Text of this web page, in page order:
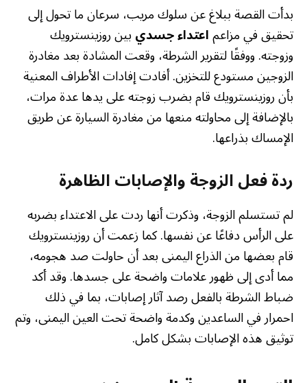
بدأت القصة ببلاغ عن سلوك مريب، سرعان ما تحول إلى
تحقيق في مزاعماعتداء جسديبين روزينسترويك
وزوجته. ووفقًا لتقرير الشرطة، وقعت المشادة بعد مغادرة
الزوجين مستودع للتخزين. أفادت إفادات الأطراف المعنية
بأن روزينسترويك قام بضرب زوجته على يدها عدة مرات،
بالإضافة إلى محاولته منعها من مغادرة السيارة عن طريق
الإمساك بذراعها.
ردة فعل الزوجة والإصابات الظاهرة
لم تستسلم الزوجة، وذكرت أنها ردت على الاعتداء بضربه
على الرأس دفاعًا عن نفسها. كما زعمت أن روزينسترويك
قام بعضها من الذراع اليمنى بعد أن حاولت صد هجومه،
مما أدى إلى ظهور علامات واضحة على جسدها. وقد أكد
ضباط الشرطة بالفعل رصد آثار إصابات، بما في ذلك
احمرار في الساعدين وكدمة واضحة تحت العين اليمنى، وتم
توثيق هذه الإصابات بشكل كامل.